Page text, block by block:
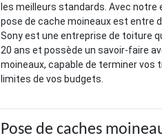
les meilleurs standards. Avec notre
pose de cache moineaux est entre
Sony est une entreprise de toiture
20 ans et possède un savoir-faire
moineaux, capable de terminer vos
limites de vos budgets.
Pose de caches